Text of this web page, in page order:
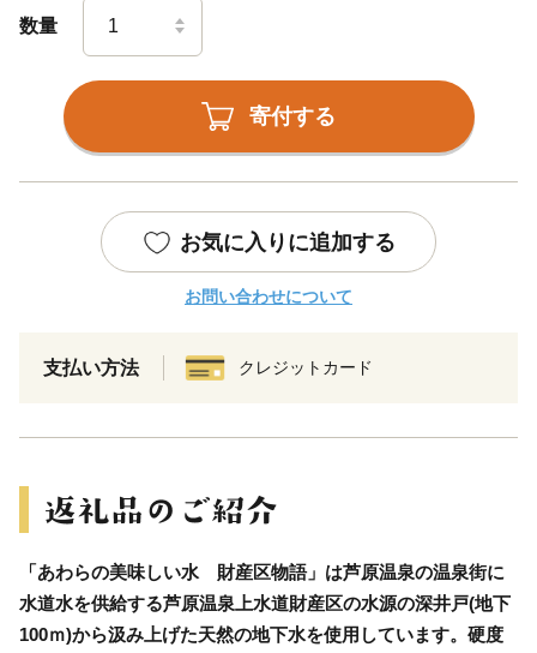
数量
寄付する
お気に入りに追加する
お問い合わせについて
支払い方法 クレジットカード
「あわらの美味しい水 財産区物語」は芦原温泉の温泉街に
水道水を供給する芦原温泉上水道財産区の水源の深井戸(地下
100ｍ)から汲み上げた天然の地下水を使用しています。硬度